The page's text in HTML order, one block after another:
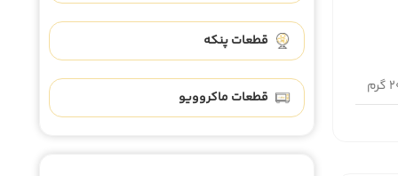
قطعات پنکه
قطعات ماکروویو